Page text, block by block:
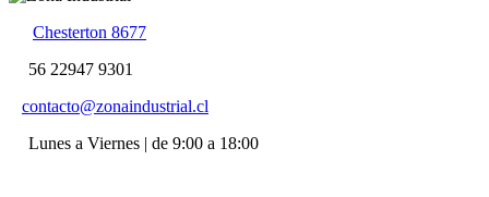
Chesterton 8677
56 22947 9301
contacto@zonaindustrial.cl
Lunes a Viernes | de 9:00 a 18:00